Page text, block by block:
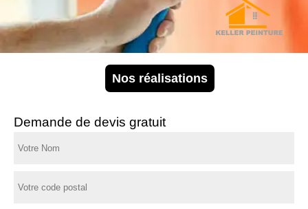
Nos réalisations
Demande de devis gratuit